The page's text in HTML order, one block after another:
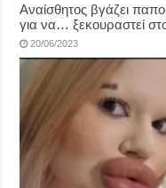
Αναίσθητος βγάζει
για να… ξεκουραστεί
20/06/2023